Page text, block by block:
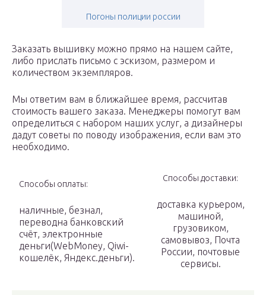
Погоны полиции россии
Заказать вышивку можно прямо на нашем сайте,
либо прислать письмо с эскизом, размером и
количеством экземпляров.
Мы ответим вам в ближайшее время, рассчитав
стоимость вашего заказа. Менеджеры помогут вам
определиться с набором наших услуг, а дизайнеры
дадут советы по поводу изображения, если вам это
необходимо.
Способы оплаты:
наличные, безнал,
переводна банковский
счёт, электронные
деньги(WebMoney, Qiwi-
кошелёк, Яндекс.деньги).
Способы доставки:
доставка курьером,
машиной,
грузовиком,
самовывоз, Почта
России, почтовые
сервисы.